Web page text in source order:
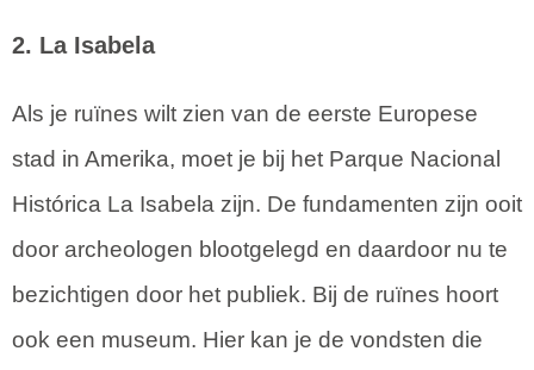
2. La Isabela
Als je ruïnes wilt zien van de eerste Europese
stad in Amerika, moet je bij het Parque Nacional
Histórica La Isabela zijn. De fundamenten zijn ooit
door archeologen blootgelegd en daardoor nu te
bezichtigen door het publiek. Bij de ruïnes hoort
ook een museum. Hier kan je de vondsten die